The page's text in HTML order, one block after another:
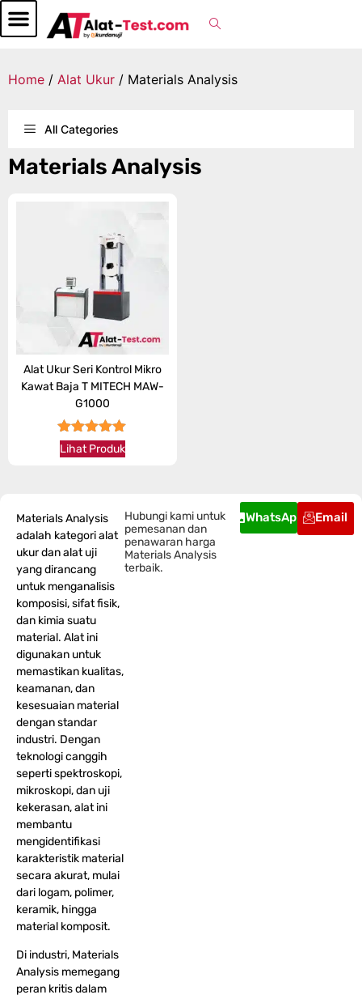
Home / Alat Ukur / Materials Analysis
All Categories
Materials Analysis
Alat Ukur Seri Kontrol Mikro
Kawat Baja T MITECH MAW-
G1000
★★★★★
Lihat Produk
Materials Analysis
adalah kategori alat
ukur dan alat uji
yang dirancang
untuk menganalisis
komposisi, sifat fisik,
dan kimia suatu
material. Alat ini
digunakan untuk
memastikan kualitas,
keamanan, dan
kesesuaian material
dengan standar
industri. Dengan
teknologi canggih
seperti spektroskopi,
mikroskopi, dan uji
kekerasan, alat ini
membantu
mengidentifikasi
karakteristik material
secara akurat, mulai
dari logam, polimer,
keramik, hingga
material komposit.
Di industri, Materials
Analysis memegang
peran kritis dalam
Hubungi kami untuk
pemesanan dan
penawaran harga
Materials Analysis
terbaik.
WhatsApp Email